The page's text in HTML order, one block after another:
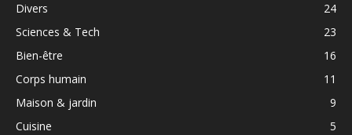
Divers
24
Sciences & Tech
23
Bien-être
16
Corps humain
11
Maison & jardin
9
Cuisine
5